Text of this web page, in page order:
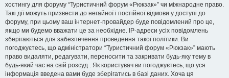
хостингу для форуму “Туристичний форум «Рюкзак»” чи міжнародне право.
Такі дії можуть призвести до негайної і постійної відмови у доступі до
форуму, при цьому ваш інтернет-провайдер буде повідомлений про це,
якщо ми будемо вважати це за необхідне. IP-адреси усіх повідомлень
зберігаються для забезпечення проведення такої політики. Ви
погоджуєтесь, що адміністратори “Туристичний форум «Рюкзак»” мають
право видаляти, редагувати, переносити та закривати будь-яку тему в
будь-який час на свій розсуд . Як користувач ви погоджуєтесь, що уся
інформація введена вами буде зберігатись в базі даних. Хоча ця